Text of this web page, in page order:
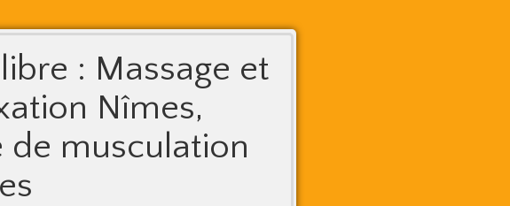
: Massage et
Nîmes,
de musculation